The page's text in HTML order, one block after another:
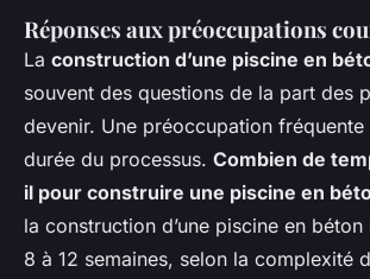
Réponses aux préoccupations
La construction d’une piscine en
souvent des questions de la part des
devenir. Une préoccupation fréquente
durée du processus. Combien de
il pour construire une piscine en
la construction d’une piscine en
8 à 12 semaines, selon la complexité